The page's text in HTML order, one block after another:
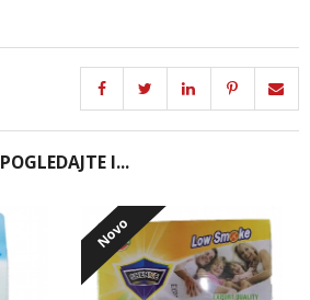
POGLEDAJTE I...
Novo